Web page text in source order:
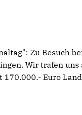
Zu Besuch
Wir trafen
Euro